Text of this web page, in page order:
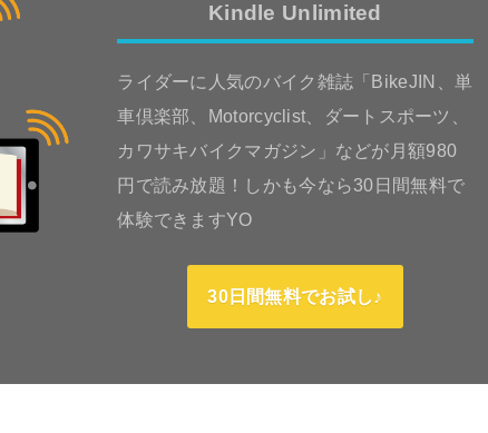
Kindle Unlimited
ライダーに人気のバイク雑誌「BikeJIN、単
車倶楽部、Motorcyclist、ダートスポーツ、
カワサキバイクマガジン」などが月額980
円で読み放題！しかも今なら30日間無料で
体験できますYO
30日間無料でお試し♪